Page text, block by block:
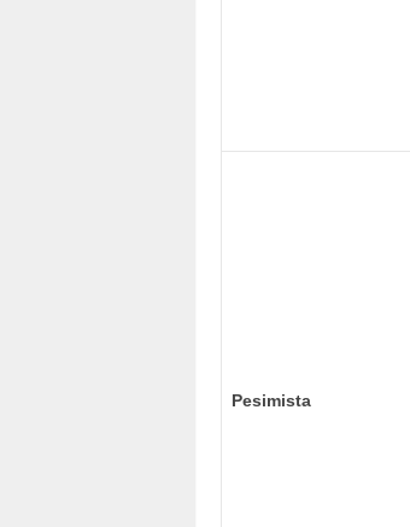
Pesimista